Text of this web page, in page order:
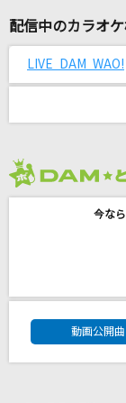
池袋サンシャ
あなたへ贈る
いつかこの涙
配信中のカラオ
LIVE DAM WAO!
今な
動画公開